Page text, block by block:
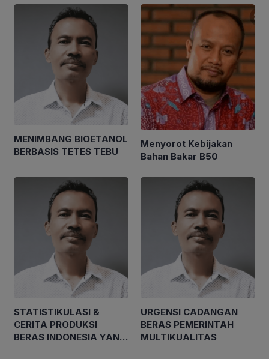
MENIMBANG BIOETANOL
BERBASIS TETES TEBU
Menyorot Kebijakan
Bahan Bakar B50
STATISTIKULASI &
CERITA PRODUKSI
BERAS INDONESIA YANG
URGENSI CADANGAN
BERAS PEMERINTAH
MULTIKUALITAS